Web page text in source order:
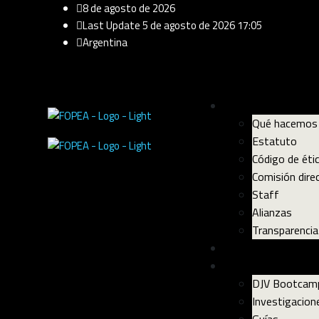
8 de agosto de 2026
Last Update 5 de agosto de 2026 17:05
Argentina
Qué hacemos
Estatuto
Código de
Comisión
Staff
Alianzas
Transparencia
DJV